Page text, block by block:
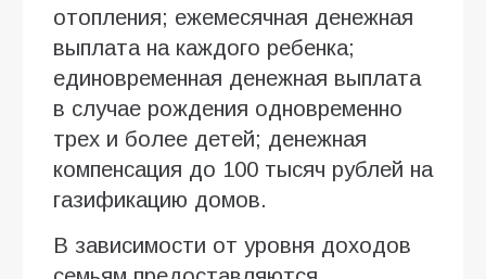
отопления; ежемесячная денежная
выплата на каждого ребенка;
единовременная денежная выплата
в случае рождения одновременно
трех и более детей; денежная
компенсация до 100 тысяч рублей на
газификацию домов.
В зависимости от уровня доходов